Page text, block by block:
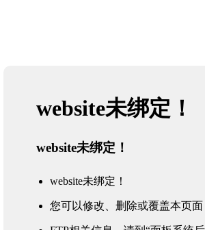
website未绑定！
website未绑定！
website未绑定！
您可以修改、删除或覆盖本页面